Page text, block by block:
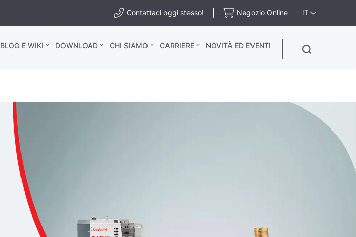
Contattaci oggi stesso! Negozio Online IT
BLOG E WIKI DOWNLOAD CHI SIAMO CARRIERE NOVITÀ ED EVENTI